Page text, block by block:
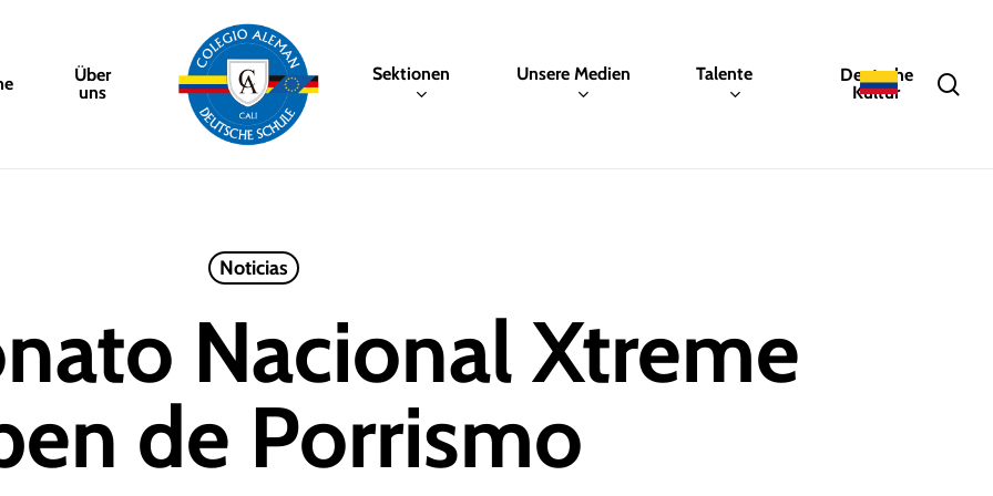
Über
uns
Sektionen Unsere Medien Talente
Deutsche
Kultur
Noticias
Nacional Xtreme
de Porrismo